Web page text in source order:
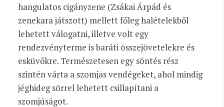
hangulatos cigányzene (Zsákai Árpád és
zenekara játszott) mellett főleg halételekből
lehetett válogatni, illetve volt egy
rendezvényterme is baráti összejövetelekre és
esküvőkre. Természetesen egy söntés rész
szintén várta a szomjas vendégeket, ahol mindig
jéghideg sörrel lehetett csillapítani a
szomjúságot.